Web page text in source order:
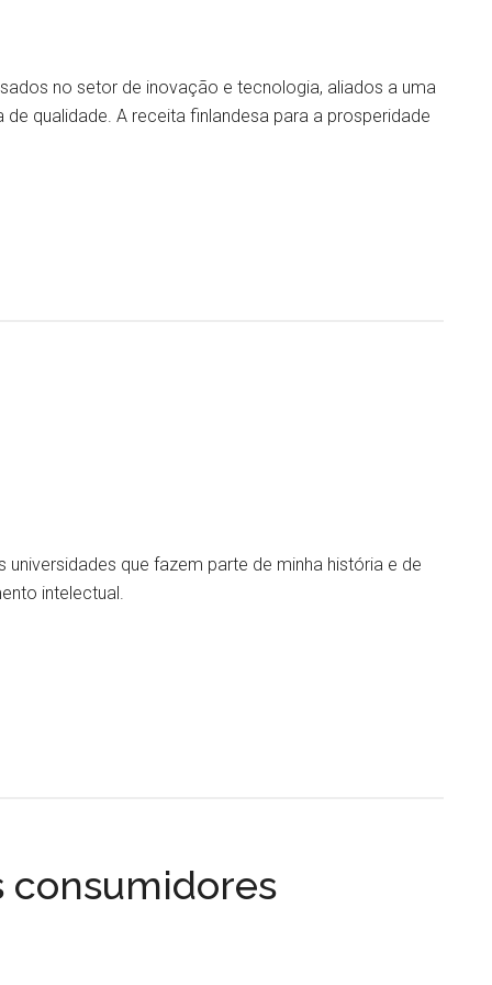
no setor de inovação e tecnologia, aliados a uma
qualidade. A receita finlandesa para a prosperidade
universidades que fazem parte de minha história e de
intelectual.
consumidores